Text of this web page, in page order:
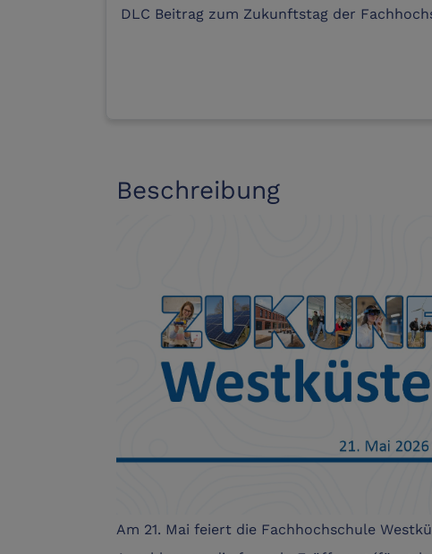
DLC Beitrag zum Zukunftstag der
Beschreibung
Am 21. Mai feiert die Fachhochschule